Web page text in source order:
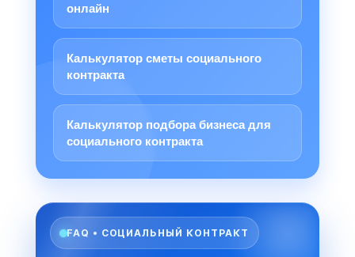
онлайн
Калькулятор сметы социального
контракта
Калькулятор подбора бизнеса для
социального контракта
FAQ • СОЦИАЛЬНЫЙ КОНТРАКТ